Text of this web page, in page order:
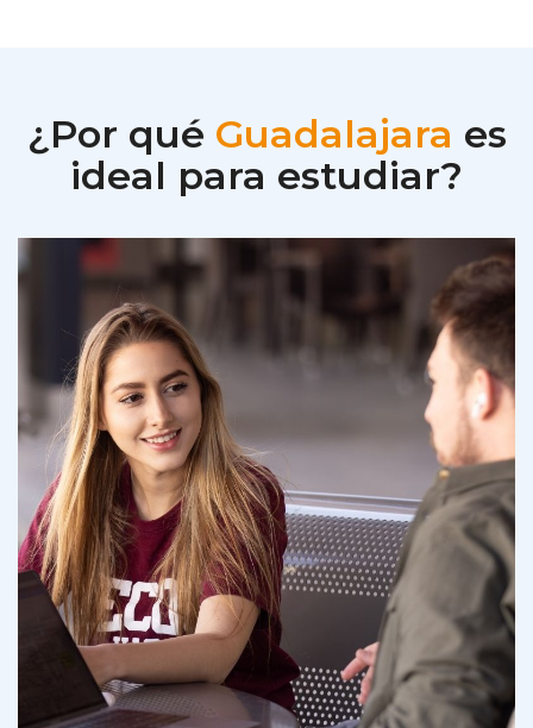
¿Por qué Guadalajara es
ideal para estudiar?